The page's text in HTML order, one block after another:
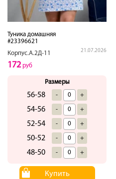
Туника домашняя
#23396621
Корпус.А.2Д-11
21.07.2026
172руб
Размеры
56-58 - +
54-56 - +
52-54 - +
50-52 - +
48-50 - +
Купить